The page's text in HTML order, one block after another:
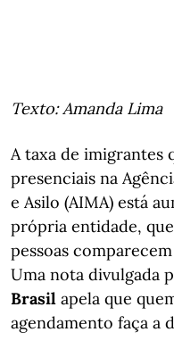
Texto: Amanda Lima
A taxa de imigrantes
presenciais na
e Asilo (AIMA) está
própria entidade,
pessoas
Uma nota divulgada
Brasil apela que
agendamento faça a